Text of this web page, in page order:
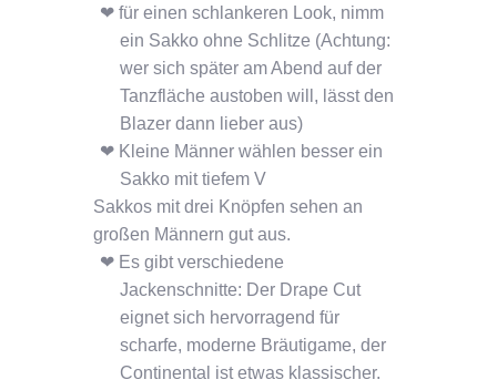
für einen schlankeren Look, nimm
ein Sakko ohne Schlitze (Achtung:
wer sich später am Abend auf der
Tanzfläche austoben will, lässt den
Blazer dann lieber aus)
Kleine Männer wählen besser ein
Sakko mit tiefem V
Sakkos mit drei Knöpfen sehen an
großen Männern gut aus.
Es gibt verschiedene
Jackenschnitte: Der Drape Cut
eignet sich hervorragend für
scharfe, moderne Bräutigame, der
Continental ist etwas klassischer.